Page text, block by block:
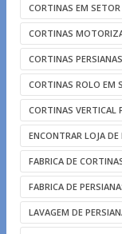
CORTINAS EM
CORTINAS
CORTINAS
CORTINAS ROLO EM
CORTINAS VERTICAL
ENCONTRAR LOJA DE
FABRICA DE
FABRICA DE
LAVAGEM DE